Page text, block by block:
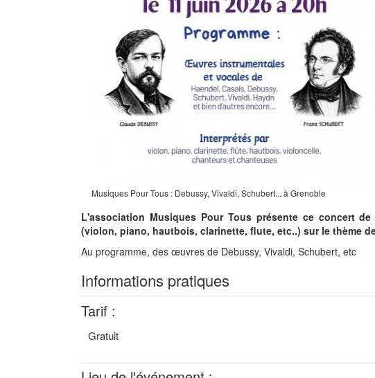
Musiques Pour Tous : Debussy, Vivaldi, Schubert... à Grenoble
L'association Musiques Pour Tous présente ce concert
(violon, piano, hautbois, clarinette, flute, etc..) sur le thème
Au programme, des œuvres de Debussy, Vivaldi, Schubert, etc
Informations pratiques
Tarif :
Gratuit